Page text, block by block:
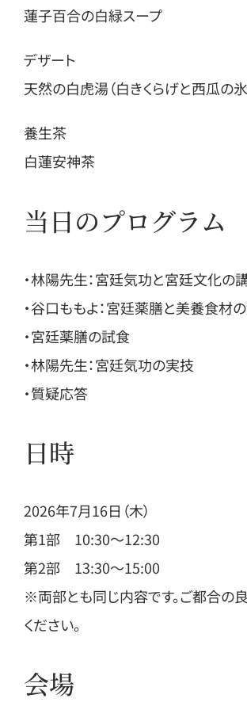
蓮子百合の白緑スープ
デザート
天然の白虎湯（白きくらげと西瓜の氷
養生茶
白蓮安神茶
当日のプログラム
・林陽先生：宮廷気功と宮廷文化の
・谷口ももよ：宮廷薬膳と美養食材
・宮廷薬膳の試食
・林陽先生：宮廷気功の実技
・質疑応答
日時
2026年7月16日（木）
第1部 10:30〜12:30
第2部 13:30〜15:00
※両部とも同じ内容です。ご都合の
ください。
会場